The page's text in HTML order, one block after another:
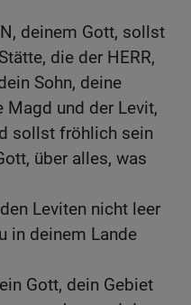
deinem Gott, sollst
die der HERR,
Sohn, deine
Magd und der Levit,
sollst fröhlich sein
über alles, was
Leviten nicht leer
in deinem Lande
Gott, dein Gebiet